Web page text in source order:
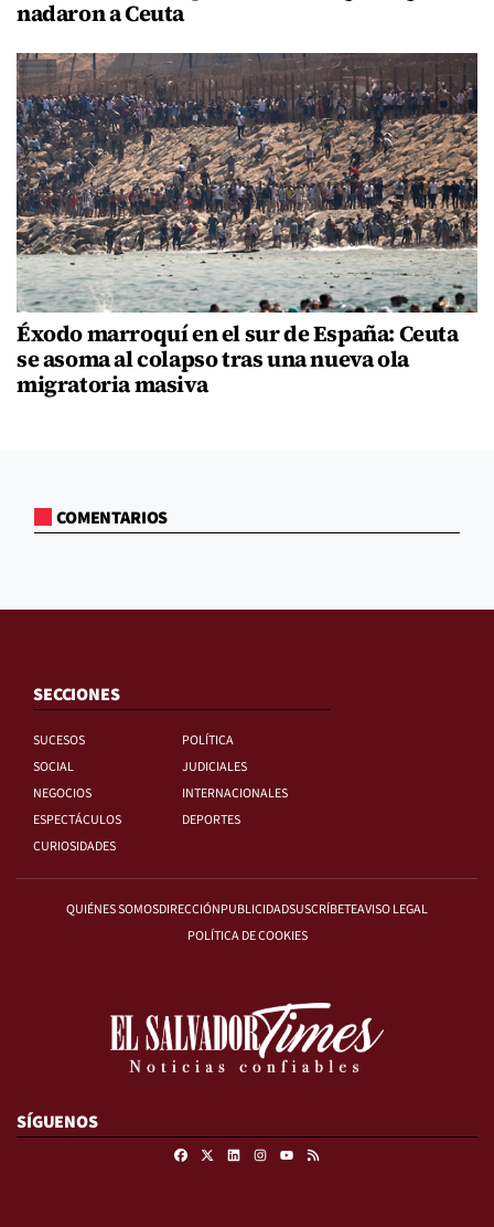
nadaron a Ceuta
Éxodo marroquí en el sur de España: Ceuta
se asoma al colapso tras una nueva ola
migratoria masiva
COMENTARIOS
SECCIONES
SUCESOS
POLÍTICA
SOCIAL
JUDICIALES
NEGOCIOS
INTERNACIONALES
ESPECTÁCULOS
DEPORTES
CURIOSIDADES
QUIÉNES SOMOSDIRECCIÓNPUBLICIDADSUSCRÍBETEAVISO LEGAL
POLÍTICA DE COOKIES
SÍGUENOS
FacebookLinkedinInstagram